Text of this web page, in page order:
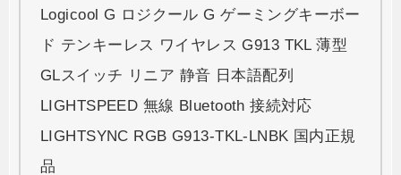
Logicool G ロジクール G ゲーミングキーボー
ド テンキーレス ワイヤレス G913 TKL 薄型
GLスイッチ リニア 静音 日本語配列
LIGHTSPEED 無線 Bluetooth 接続対応
LIGHTSYNC RGB G913-TKL-LNBK 国内正規
品